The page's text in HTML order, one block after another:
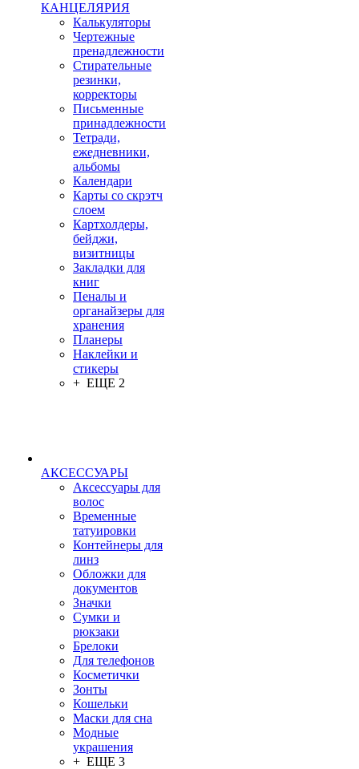
КАНЦЕЛЯРИЯ
Калькуляторы
Чертежные
пренадлежности
Стирательные
резинки,
корректоры
Письменные
принадлежности
Тетради,
ежедневники,
альбомы
Календари
Карты со скрэтч
слоем
Картхолдеры,
бейджи,
визитницы
Закладки для
книг
Пеналы и
органайзеры для
хранения
Планеры
Наклейки и
стикеры
+ ЕЩЕ 2
АКСЕССУАРЫ
Аксессуары для
волос
Временные
татуировки
Контейнеры для
линз
Обложки для
документов
Значки
Сумки и
рюкзаки
Брелоки
Для телефонов
Косметички
Зонты
Кошельки
Маски для сна
Модные
украшения
+ ЕЩЕ 3